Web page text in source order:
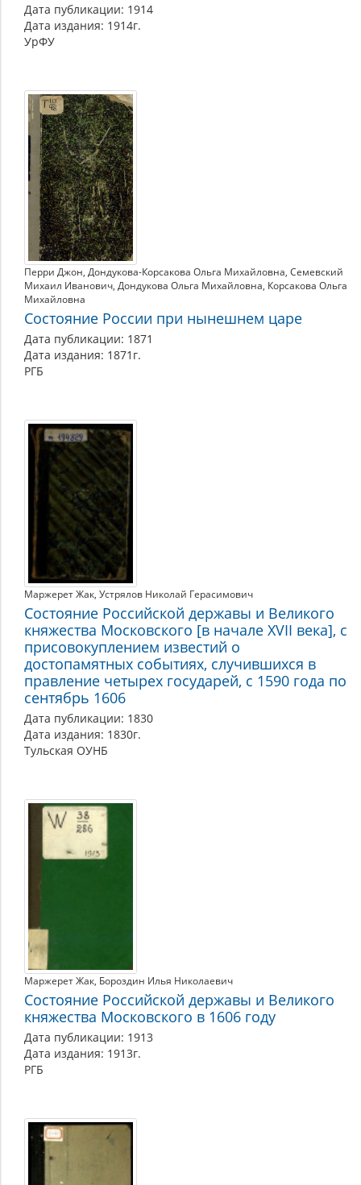
Дата публикации: 1914
Дата издания: 1914г.
УрФУ
Перри Джон Дондукова-Корсакова Ольга Михайловна Семевский
Михаил Иванович Дондукова Ольга Михайловна Корсакова Ольга
Михайловна
Состояние России при нынешнем царе
Дата публикации: 1871
Дата издания: 1871г.
РГБ
Маржерет Жак Устрялов Николай Герасимович
Состояние Российской державы и Великого
княжества Московского [в начале XVII века], с
присовокуплением известий о
достопамятных событиях, случившихся в
правление четырех государей, с 1590 года по
сентябрь 1606
Дата публикации: 1830
Дата издания: 1830г.
Тульская ОУНБ
Маржерет Жак Бороздин Илья Николаевич
Состояние Российской державы и Великого
княжества Московского в 1606 году
Дата публикации: 1913
Дата издания: 1913г.
РГБ